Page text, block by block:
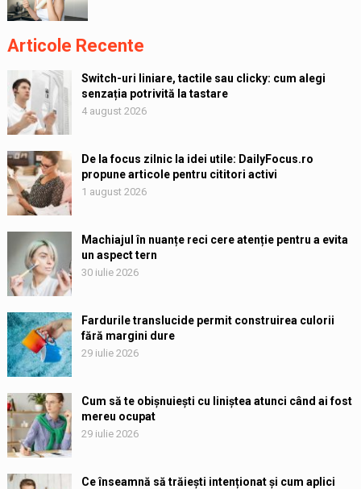
Articole Recente
Switch-uri liniare, tactile sau clicky: cum alegi
senzația potrivită la tastare
4 august 2026
De la focus zilnic la idei utile: DailyFocus.ro
propune articole pentru cititori activi
1 august 2026
Machiajul în nuanțe reci cere atenție pentru a evita
un aspect tern
30 iulie 2026
Fardurile translucide permit construirea culorii
fără margini dure
29 iulie 2026
Cum să te obișnuiești cu liniștea atunci când ai fost
mereu ocupat
29 iulie 2026
Ce înseamnă să trăiești intenționat și cum aplici